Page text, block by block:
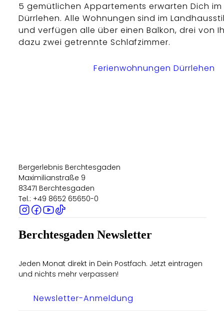
5 gemütlichen Appartements erwarten Dich
Dürrlehen. Alle Wohnungen sind im
und verfügen alle über einen Balkon, drei von
dazu zwei getrennte Schlafzimmer.
Ferienwohnungen Dürrlehen
Bergerlebnis Berchtesgaden
Maximilianstraße 9
83471 Berchtesgaden
Tel.: +49 8652 65650-0
Berchtesgaden Newsletter
Jeden Monat direkt in Dein Postfach. Jetzt eintragen
und nichts mehr verpassen!
Newsletter-Anmeldung